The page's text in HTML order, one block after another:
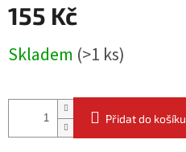
155 Kč
cena:
Skladem (>1 ks)
Přidat do košíku